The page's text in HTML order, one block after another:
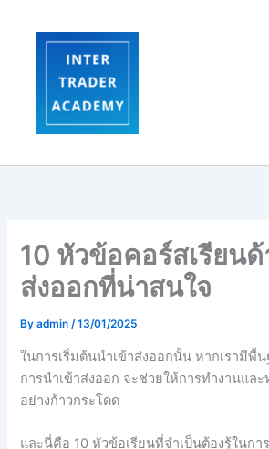
10 หัวข้อคอร์สเรียน
ส่งออกที่น่าสนใจ
Byadmin/13/01/2025
ในการเริ่มต้นนำเข้าส่งออกนั้น หากเรามีพื้
การนำเข้าส่งออก จะช่วยให้การทำงานแล
อย่างก้าวกระโดด
และนี่คือ 10 หัวข้อเรียนที่จำเป็นต้องรู้ในกา